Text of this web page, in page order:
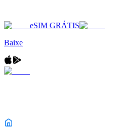
eSIM GRÁTIS
Baixe